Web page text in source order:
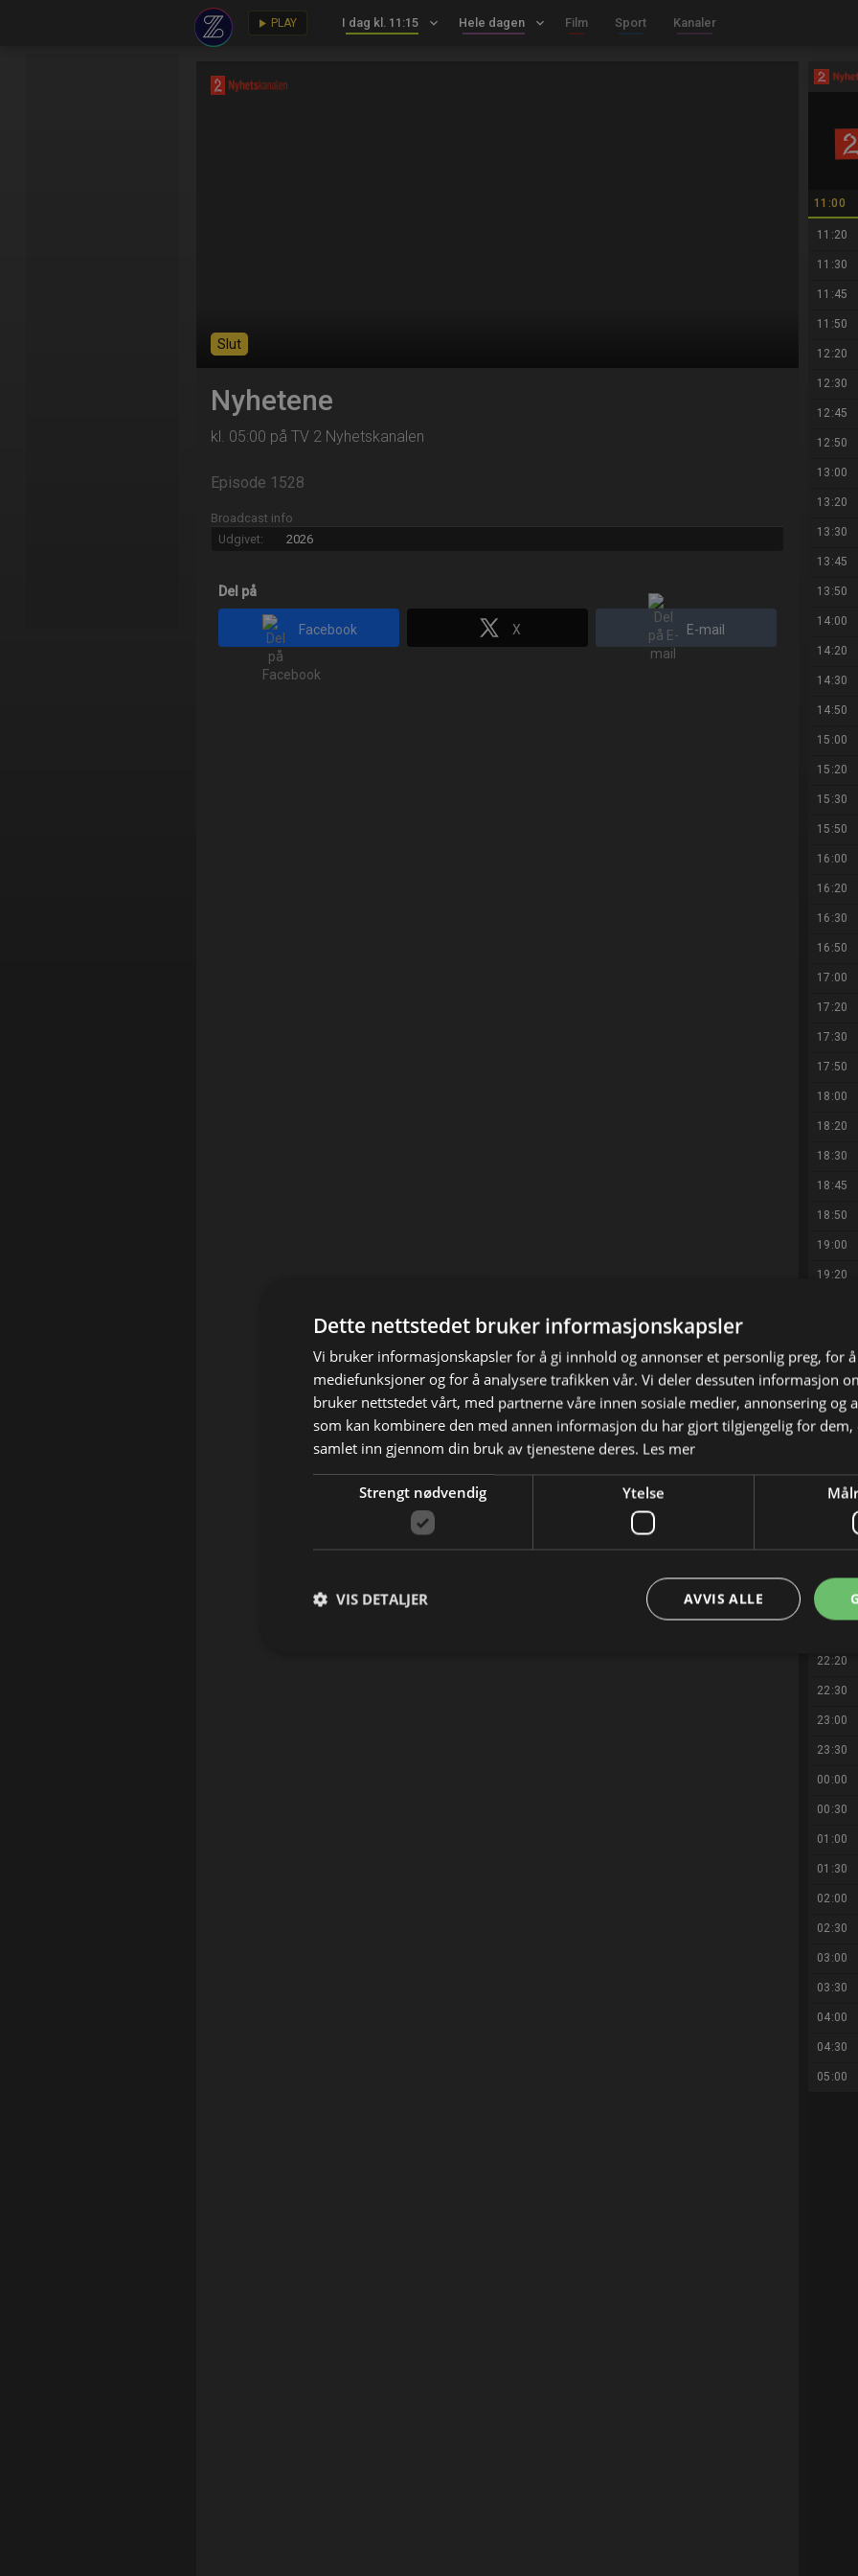
play_arrow PLAY I dag kl. 11:15 keyboard_arrow_down Hele dagen keyboard_arrow_down Film Sport Kanaler
Slut
Nyhetene
kl. 05:00 på TV 2 Nyhetskanalen
Episode 1528
Broadcast info
Udgivet:
2026
Del på
Facebook X E-mail
11:00
11:20
11:30
11:45
11:50
12:20
12:30
12:45
12:50
13:00
13:20
13:30
13:45
13:50
14:00
14:20
14:30
14:50
15:00
15:20
15:30
15:50
16:00
16:20
16:30
16:50
17:00
17:20
17:30
17:50
18:00
18:20
18:30
18:45
18:50
19:00
19:20
20:00
20:20
20:30
22:20
22:30
23:00
23:30
00:00
00:30
01:00
01:30
02:00
02:30
03:00
03:30
04:00
04:30
05:00
Dette nettstedet bruker informasjonskapsler
Vi bruker informasjonskapsler for å gi innhold og annonser et personlig preg, for
mediefunksjoner og for å analysere trafikken vår. Vi deler dessuten informasjon
bruker nettstedet vårt, med partnerne våre innen sosiale medier, annonsering og
som kan kombinere den med annen informasjon du har gjort tilgjengelig for dem,
samlet inn gjennom din bruk av tjenestene deres. Les mer
Strengt nødvendig Ytelse
AVVIS ALLE
VIS DETALJER